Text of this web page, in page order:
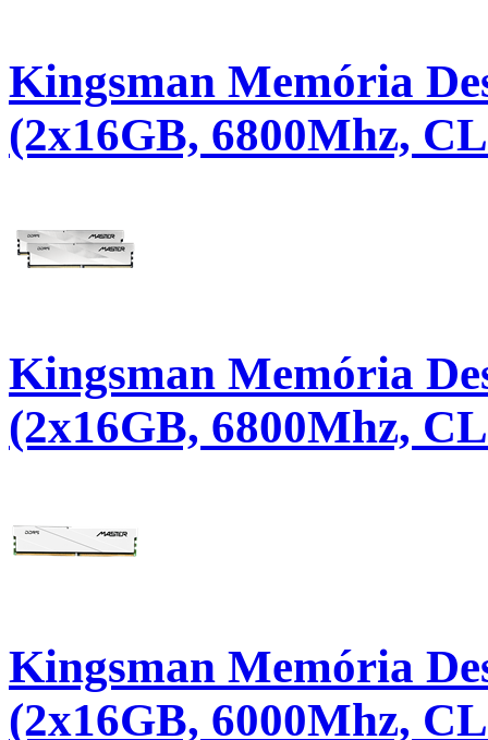
Kingsman Memória
(2x16GB, 6800Mhz,
Kingsman Memória
(2x16GB, 6800Mhz,
Kingsman Memória
(2x16GB, 6000Mhz,